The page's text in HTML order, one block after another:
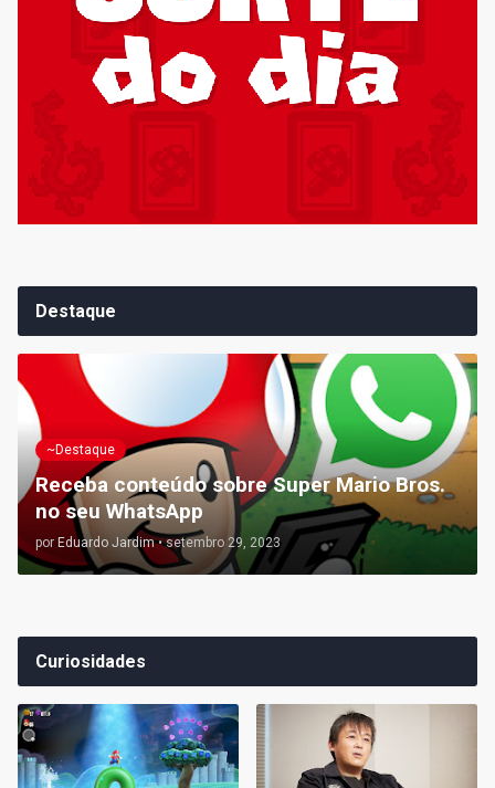
Destaque
~Destaque
Receba conteúdo sobre Super Mario Bros.
no seu WhatsApp
por Eduardo Jardim • setembro 29, 2023
Curiosidades